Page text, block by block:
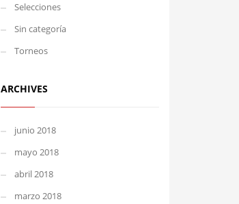
Selecciones
Sin categoría
Torneos
ARCHIVES
junio 2018
mayo 2018
abril 2018
marzo 2018